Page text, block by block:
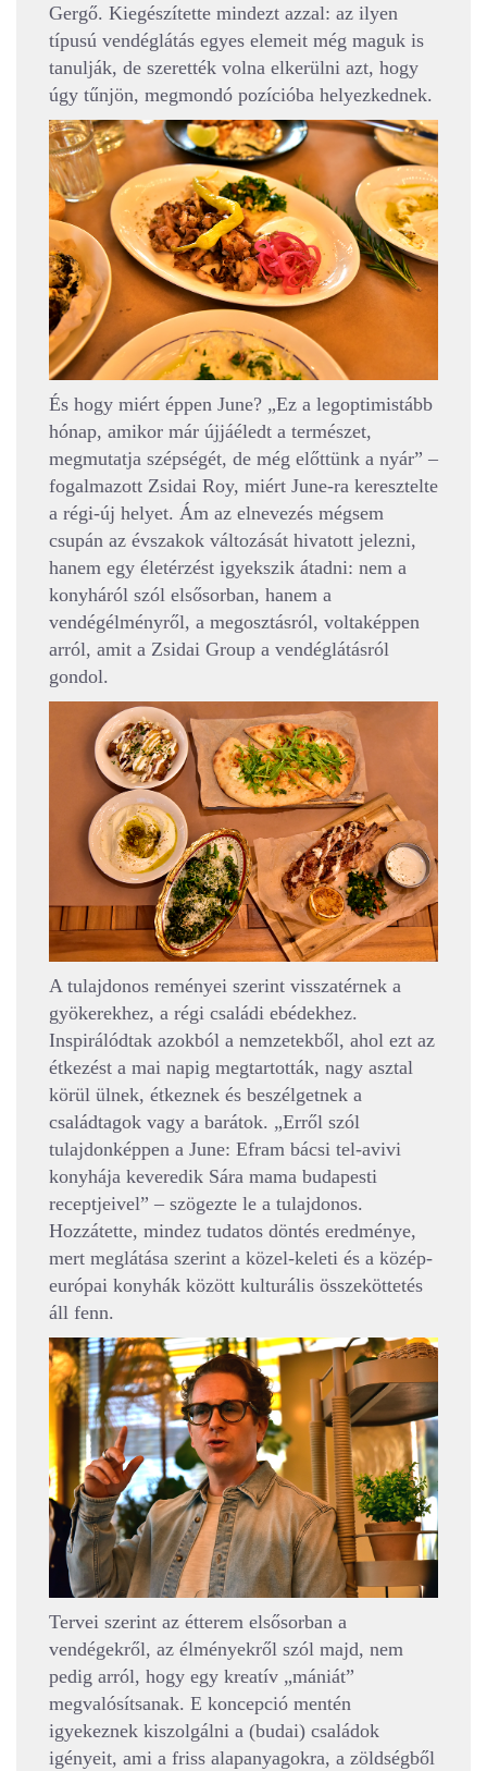
Gergő. Kiegészítette mindezt azzal: az ilyen
típusú vendéglátás egyes elemeit még maguk is
tanulják, de szerették volna elkerülni azt, hogy
úgy tűnjön, megmondó pozícióba helyezkednek.
És hogy miért éppen June? „Ez a legoptimistább
hónap, amikor már újjáéledt a természet,
megmutatja szépségét, de még előttünk a nyár” –
fogalmazott Zsidai Roy, miért June-ra keresztelte
a régi-új helyet. Ám az elnevezés mégsem
csupán az évszakok változását hivatott jelezni,
hanem egy életérzést igyekszik átadni: nem a
konyháról szól elsősorban, hanem a
vendégélményről, a megosztásról, voltaképpen
arról, amit a Zsidai Group a vendéglátásról
gondol.
A tulajdonos reményei szerint visszatérnek a
gyökerekhez, a régi családi ebédekhez.
Inspirálódtak azokból a nemzetekből, ahol ezt az
étkezést a mai napig megtartották, nagy asztal
körül ülnek, étkeznek és beszélgetnek a
családtagok vagy a barátok. „Erről szól
tulajdonképpen a June: Efram bácsi tel-avivi
konyhája keveredik Sára mama budapesti
receptjeivel” – szögezte le a tulajdonos.
Hozzátette, mindez tudatos döntés eredménye,
mert meglátása szerint a közel-keleti és a közép-
európai konyhák között kulturális összeköttetés
áll fenn.
Tervei szerint az étterem elsősorban a
vendégekről, az élményekről szól majd, nem
pedig arról, hogy egy kreatív „mániát”
megvalósítsanak. E koncepció mentén
igyekeznek kiszolgálni a (budai) családok
igényeit, ami a friss alapanyagokra, a zöldségből